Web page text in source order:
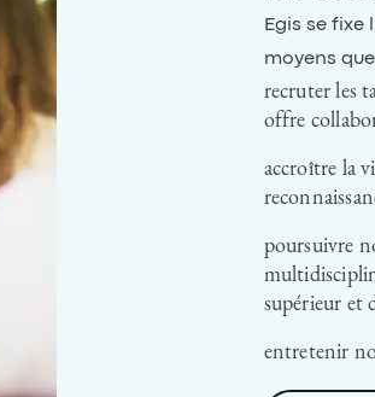
Egis se fixe
moyens
recruter les
offre
accroître la
poursuivre
supérieur et
entretenir